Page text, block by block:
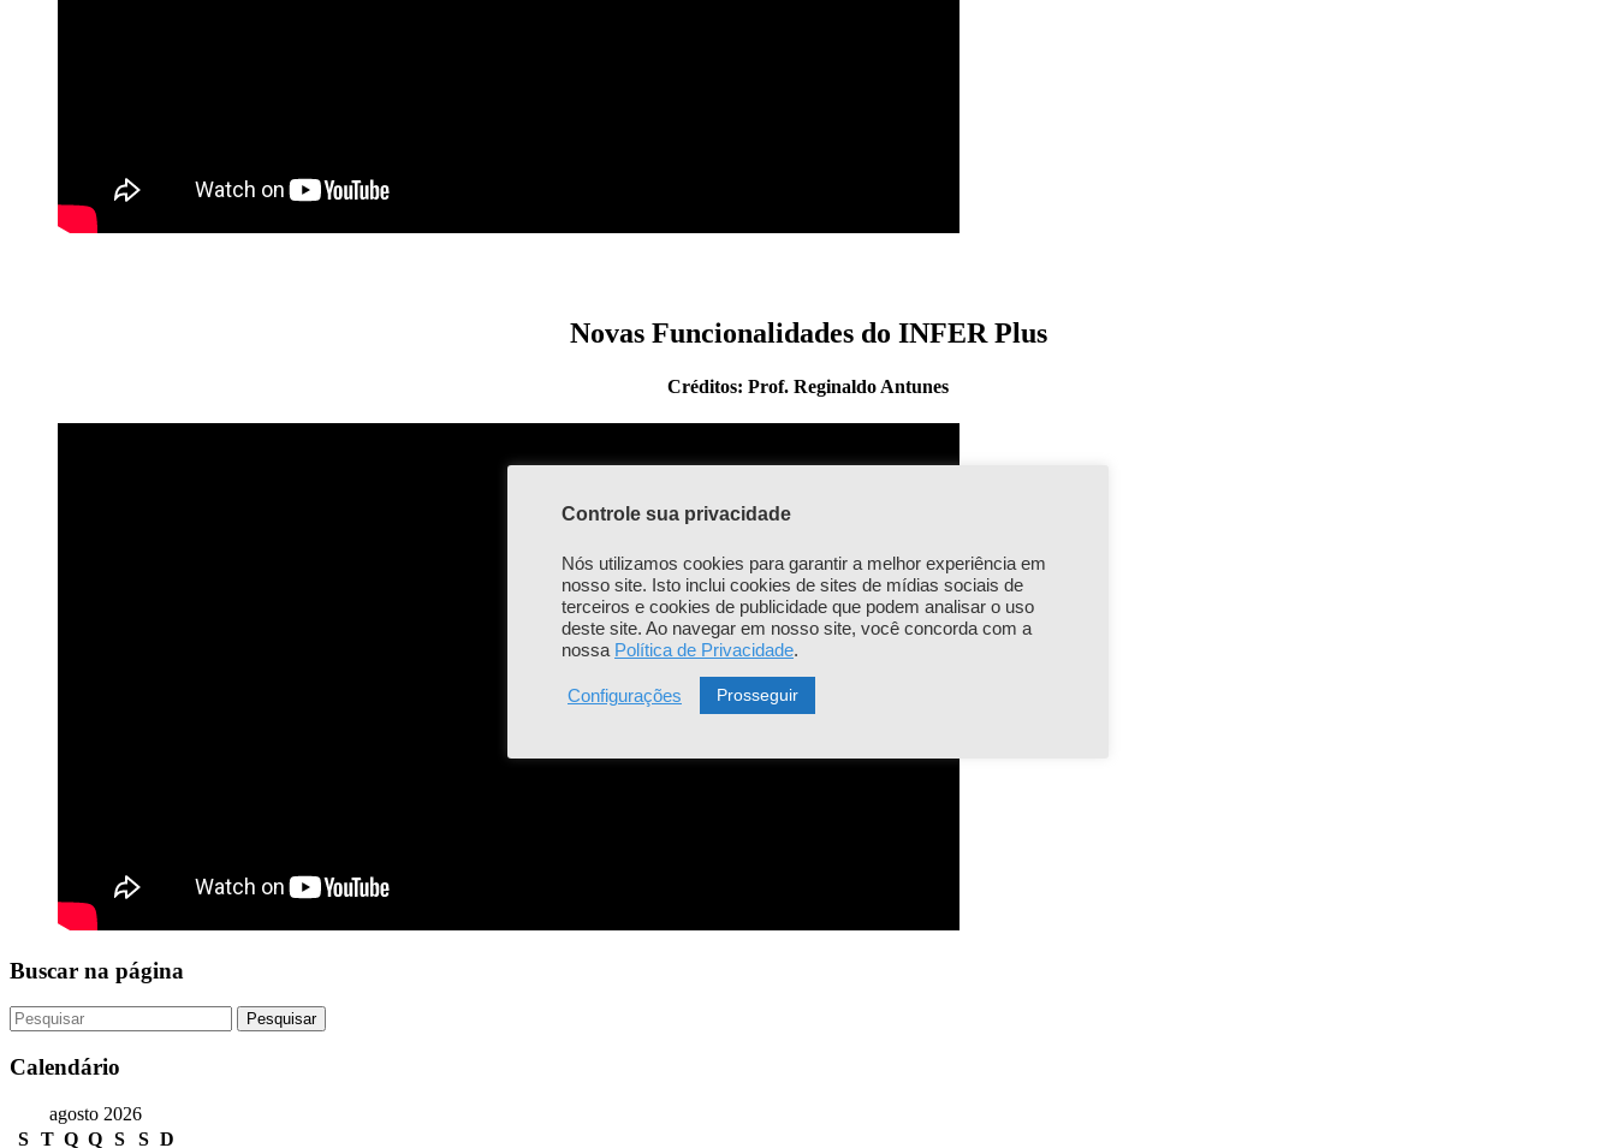
Novas Funcionalidades do INFER Plus
Créditos: Prof. Reginaldo Antunes
Buscar na página
Calendário
agosto 2026
S
T Q Q S S D
Controle sua privacidade
Nós utilizamos cookies para garantir a melhor experiência em
nosso site. Isto inclui cookies de sites de mídias sociais de
terceiros e cookies de publicidade que podem analisar o uso
deste site. Ao navegar em nosso site, você concorda com a
nossa Política de Privacidade.
Configurações Prosseguir